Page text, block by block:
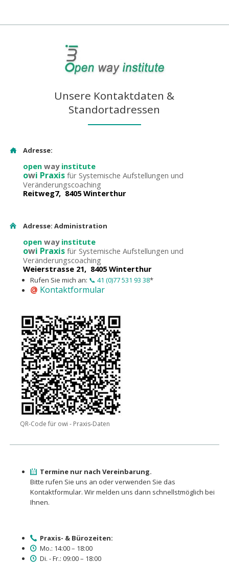
Unsere Kontaktdaten &
Standortadressen
Adresse:
open wayinstitute
owi Praxisfür Systemische Aufstellungen und
Veränderungscoaching
Reitweg7, 8405 Winterthur
Adresse: Administration
open wayinstitute
owi Praxisfür Systemische Aufstellungen und
Veränderungscoaching
Weierstrasse 21, 8405 Winterthur
Rufen Sie mich an: 📞 41 (0)77 531 93 38*
@ Kontaktformular
QR-Code für owi - Praxis-Daten
Termine nur nach Vereinbarung.
Bitte rufen Sie uns an oder verwenden Sie das
Kontaktformular. Wir melden uns dann schnellstmöglich bei
Ihnen.
Praxis- & Bürozeiten:
Mo.: 14:00 – 18:00
Di. - Fr.: 09:00 – 18:00